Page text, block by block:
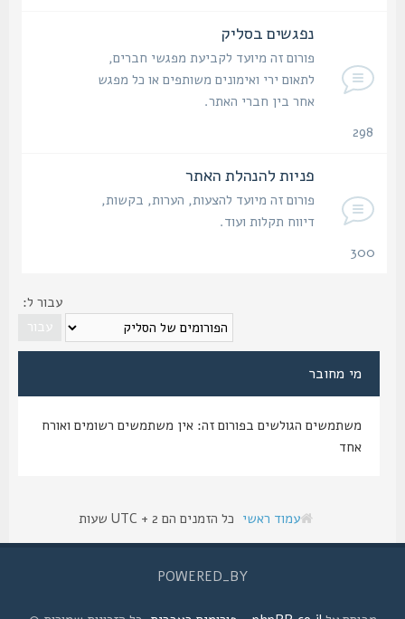
נפגשים בסליק
פורום זה מיועד לקביעת מפגשי חברים,
לתאום ירי ואימונים משותפים או כל מפגש
אחר בין חברי האתר.
פניות להנהלת האתר
פורום זה מיועד להצעות, הערות, בקשות,
דיווח תקלות ועוד.
עבור ל:
מי מחובר
משתמשים הגולשים בפורום זה: אין משתמשים רשומים ואורח
עמוד ראשי כל הזמנים הם UTC + 2 שעות
POWERED_BY